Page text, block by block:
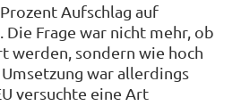
Aufschlag auf
Die Frage war nicht mehr, ob
werden, sondern wie hoch
war allerdings
versuchte eine Art